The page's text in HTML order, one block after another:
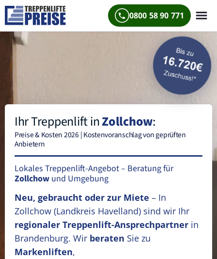
0800 58 90 771
Ihr Treppenlift inZollchow:
Preise & Kosten 2026 | Kostenvoranschlag von geprüften
Anbietern
Lokales Treppenlift-Angebot – Beratung für
Zollchow und Umgebung
Neu, gebraucht oder zur Miete – In
Zollchow (Landkreis Havelland) sind wir Ihr
regionaler Treppenlift-Ansprechpartner in
Brandenburg. Wir beraten Sie zu
Markenliften,